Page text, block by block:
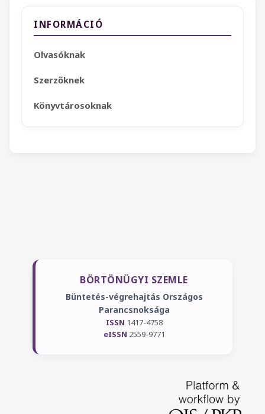
INFORMÁCIÓ
Olvasóknak
Szerzőknek
Könyvtárosoknak
BÖRTÖNÜGYI SZEMLE
Büntetés-végrehajtás Országos
Parancsnoksága
ISSN 1417-4758
eISSN 2559-9771